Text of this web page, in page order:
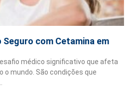
com Cetamina em
médico significativo que afeta
o mundo. São condições que